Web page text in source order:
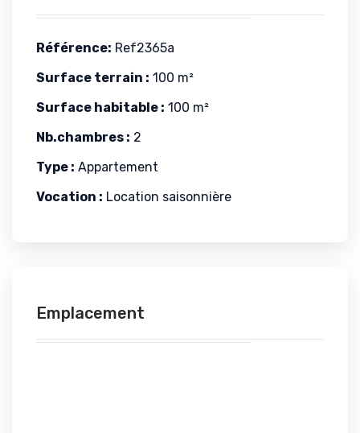
Référence: Ref2365a
Surface terrain : 100 m²
Surface habitable : 100 m²
Nb.chambres : 2
Type : Appartement
Vocation : Location saisonnière
Emplacement